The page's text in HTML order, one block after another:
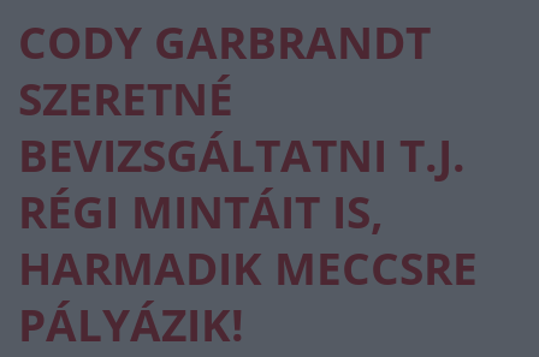
CODY GARBRANDT
SZERETNÉ
BEVIZSGÁLTATNI T.J.
RÉGI MINTÁIT IS,
HARMADIK MECCSRE
PÁLYÁZIK!